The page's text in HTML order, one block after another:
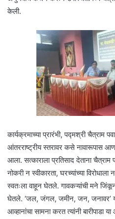
केली.
कार्यक्रमाच्या प्रारंभी, पद्मश्री चैत्राम
आंतरराष्ट्रीय स्तरावर कसे नावारूपास
आला. सत्काराला प्रतिसाद देताना
नोकरी न स्वीकारता, घरच्यांच्या विरोधाला
स्वतःला वाहून घेतले. गावकऱ्यांची मने
घेतले. ‘जल, जंगल, जमीन, जन, जनावर’
आव्हानांचा सामना करत त्यांनी बारीपाडा